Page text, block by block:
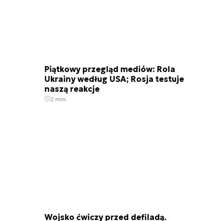
Piątkowy przegląd mediów: Rola
Ukrainy według USA; Rosja testuje
naszą reakcje
2 min.
Wojsko ćwiczy przed defiladą.